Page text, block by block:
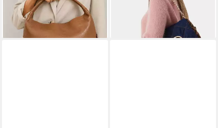
lieferbar - in 2-3 Werktagen bei dir UVP 169,00 €
lieferbar - in 2-3 Werktagen bei dir